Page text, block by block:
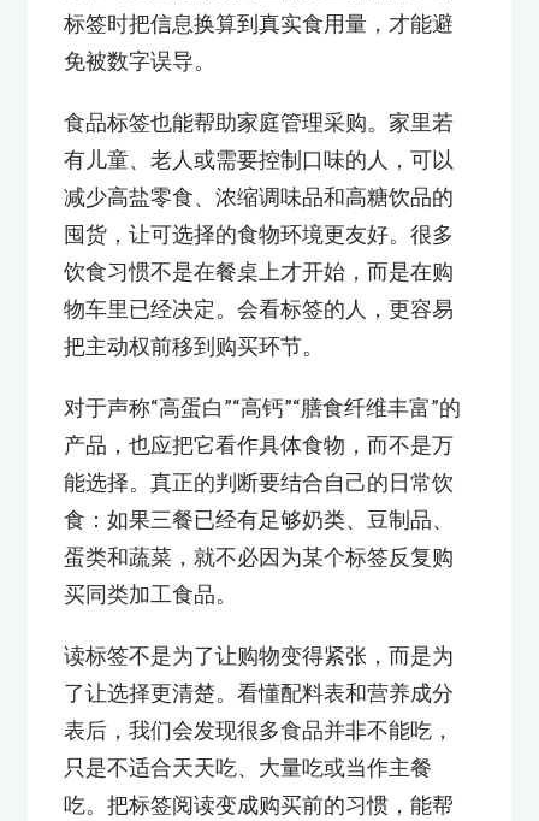
标签时把信息换算到真实食用量，才能避
免被数字误导。
食品标签也能帮助家庭管理采购。家里若
有儿童、老人或需要控制口味的人，可以
减少高盐零食、浓缩调味品和高糖饮品的
囤货，让可选择的食物环境更友好。很多
饮食习惯不是在餐桌上才开始，而是在购
物车里已经决定。会看标签的人，更容易
把主动权前移到购买环节。
对于声称“高蛋白”“高钙”“膳食纤维丰富”的
产品，也应把它看作具体食物，而不是万
能选择。真正的判断要结合自己的日常饮
食：如果三餐已经有足够奶类、豆制品、
蛋类和蔬菜，就不必因为某个标签反复购
买同类加工食品。
读标签不是为了让购物变得紧张，而是为
了让选择更清楚。看懂配料表和营养成分
表后，我们会发现很多食品并非不能吃，
只是不适合天天吃、大量吃或当作主餐
吃。把标签阅读变成购买前的习惯，能帮